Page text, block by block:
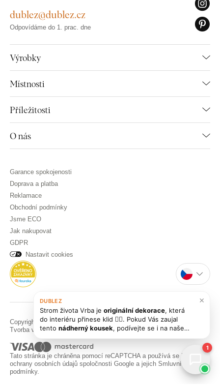
Výrobky
Místnosti
Příležitosti
O nás
dublez@dublez.cz
Odpovídáme do 1. prac. dne
Garance spokojenosti
Doprava a platba
Reklamace
Obchodní podmínky
Jsme ECO
Jak nakupovat
GDPR
Nastavit cookies
Copyright © DUBLEZ 2026 | Všechna práva vyhrazena
Tvorba výkonných internetových obchodů odRIESENIA
Tato stránka je chráněna pomocí reCAPTCHA a používá se Pravidla
ochrany osobních údajů spoločnosti Google a jejich Smluvní
podmínky.
1
DUBLEZ
Strom života Vrba je originální dekorace, která
do interiéru přinese klid 🧘‍♀️. Pokud Vás zaujal
tento nádherný kousek, podívejte se i na naše
stromy
×